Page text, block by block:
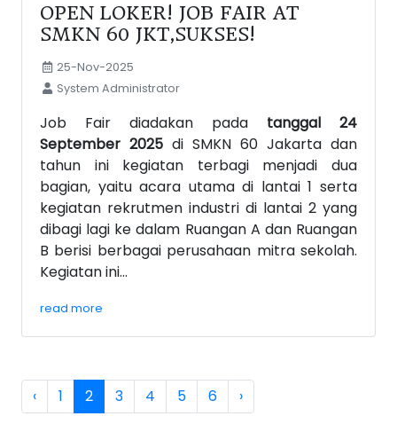
OPEN LOKER! JOB FAIR AT
SMKN 60 JKT,SUKSES!
25-Nov-2025
System Administrator
Job Fair diadakan pada tanggal 24
September 2025 di SMKN 60 Jakarta dan
tahun ini kegiatan terbagi menjadi dua
bagian, yaitu acara utama di lantai 1 serta
kegiatan rekrutmen industri di lantai 2 yang
dibagi lagi ke dalam Ruangan A dan Ruangan
B berisi berbagai perusahaan mitra sekolah.
Kegiatan ini...
read more
‹ 1 2 3 4 5 6 ›